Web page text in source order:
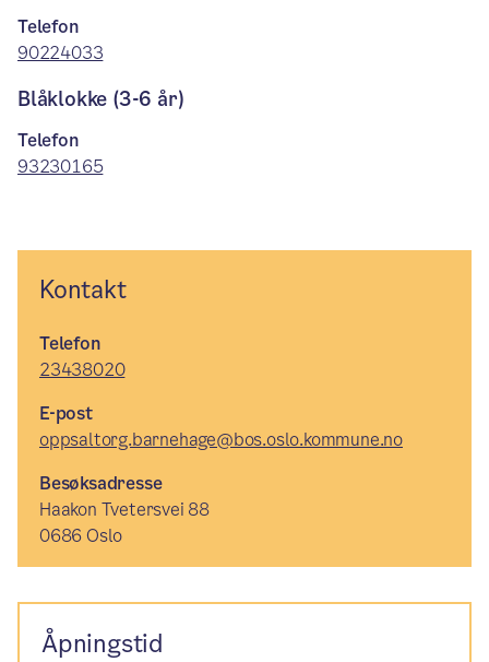
Telefon
90224033
Blåklokke (3-6 år)
Telefon
93230165
Kontakt
Telefon
23438020
E-post
oppsaltorg.barnehage@bos.oslo.kommune.no
Besøksadresse
Haakon Tvetersvei 88
0686 Oslo
Åpningstid